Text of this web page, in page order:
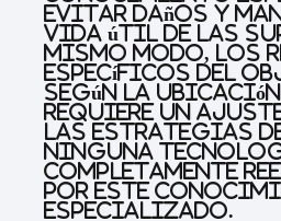
evitar daños y
vida útil de las
mismo modo,
específicos del
según la
requiere un
las estrategias
Ninguna
completamente
por este
especializado.